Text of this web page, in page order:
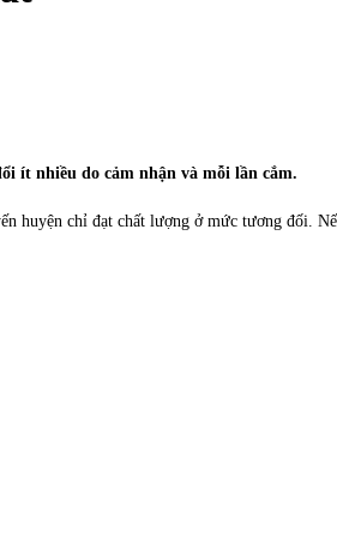
ít nhiều do cảm nhận và mỗi lần cắm.
huyện chỉ đạt chất lượng ở mức tương đối.